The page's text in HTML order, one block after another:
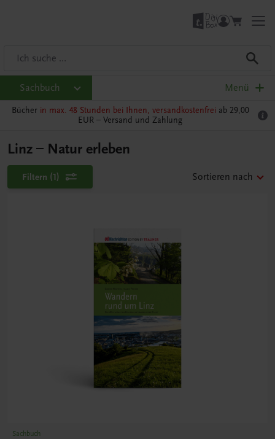
Sachbuch Menü
Bücher in max. 48 Stunden bei Ihnen, versandkostenfrei ab 29,00
EUR – Versand und Zahlung
Linz – Natur erleben
Filtern (1) Sortieren nach
Sachbuch